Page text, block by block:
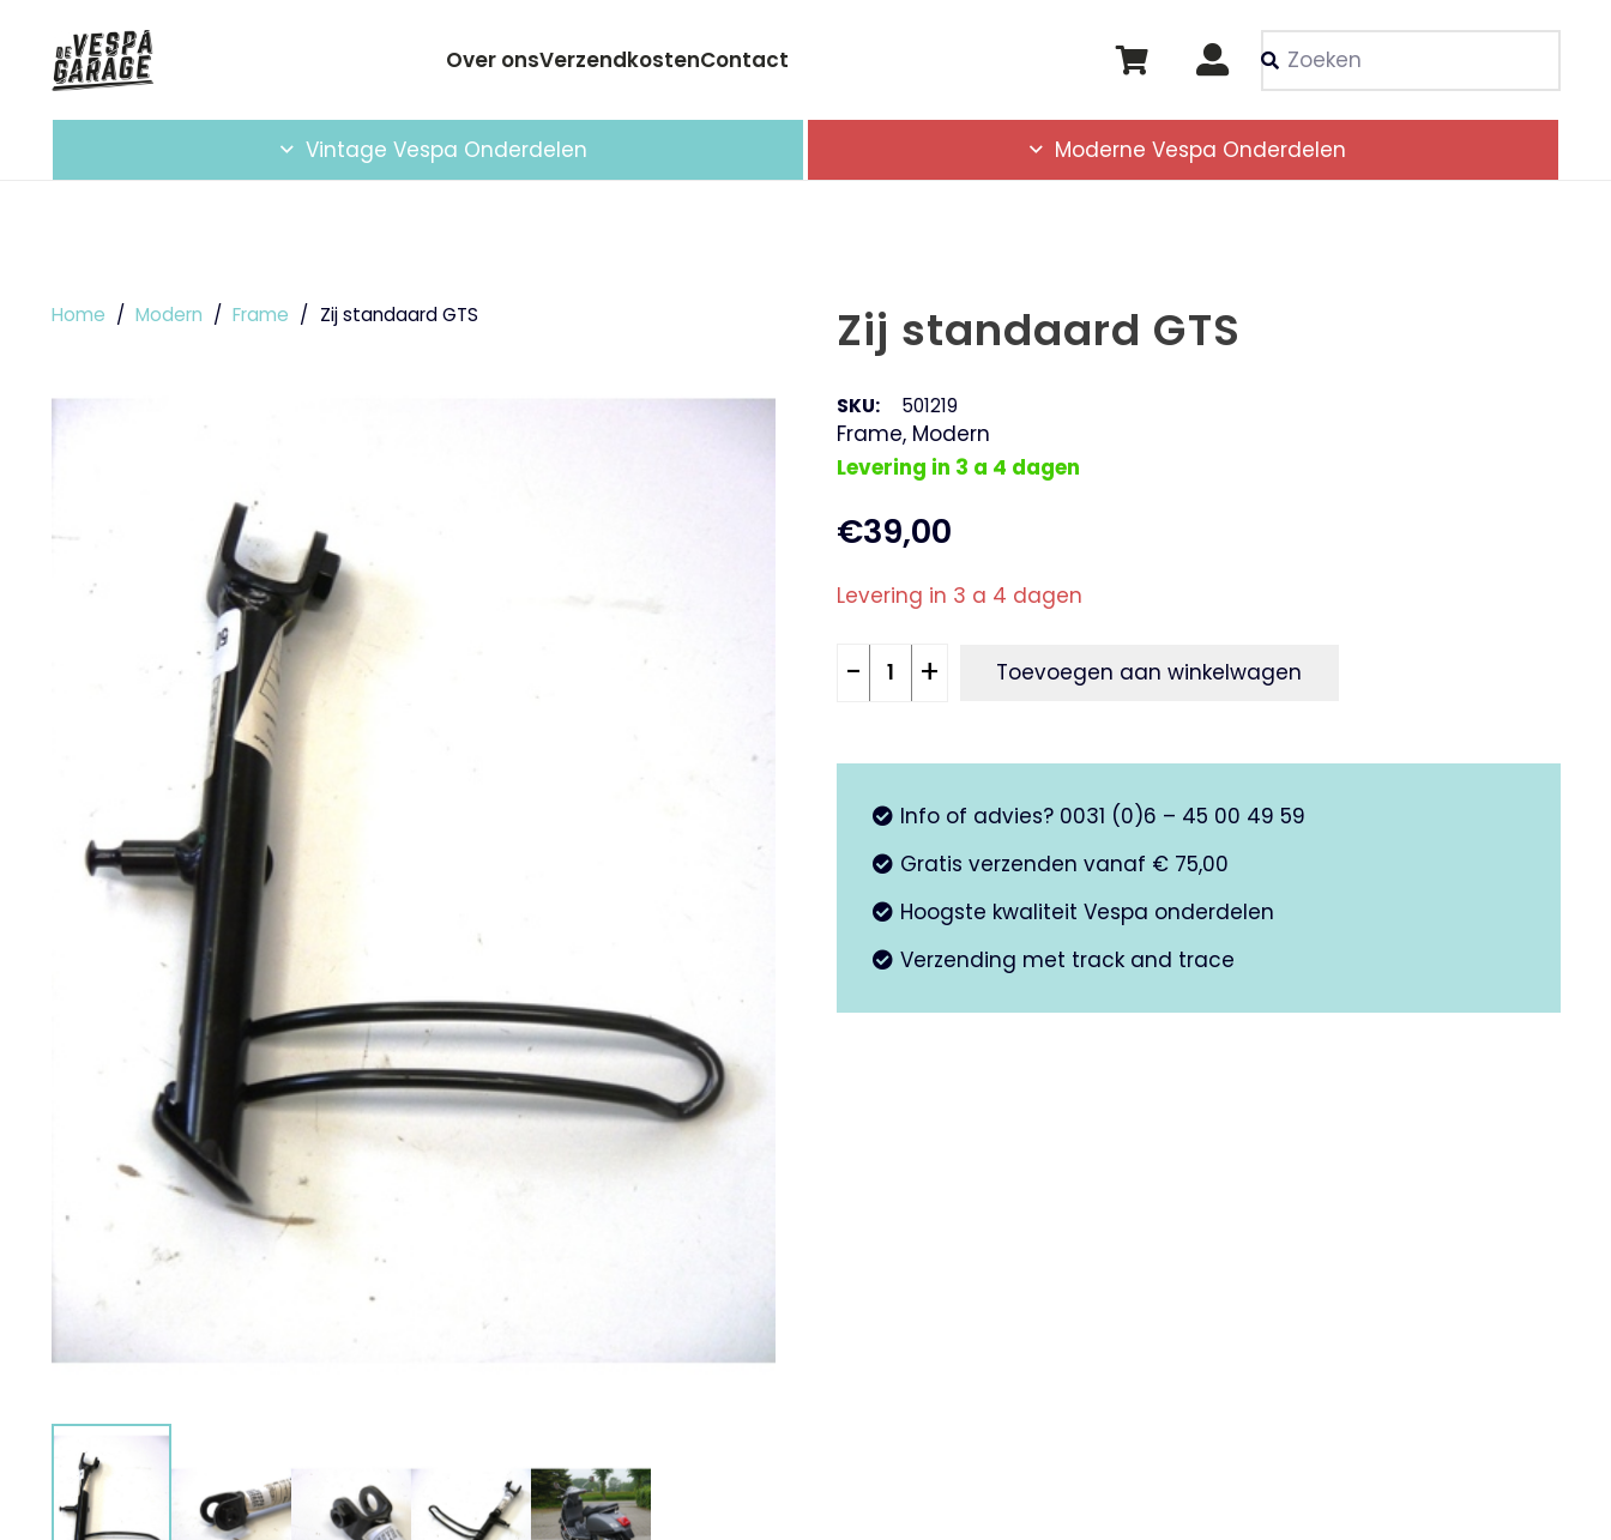
Over onsVerzendkostenContact
Als de resultaten voor
Vintage Vespa Onderdelen Moderne Vespa Onderdelen
Home / Modern / Frame / Zij standaard GTS Zij standaard GTS
SKU: 501219
Frame, Modern
Levering in 3 a 4 dagen
€39,00
Levering in 3 a 4 dagen
aantal
- + Toevoegen aan winkelwagen
Info of advies? 0031 (0)6 – 45 00 49 59
Gratis verzenden vanaf € 75,00
Hoogste kwaliteit Vespa onderdelen
Verzending met track and trace